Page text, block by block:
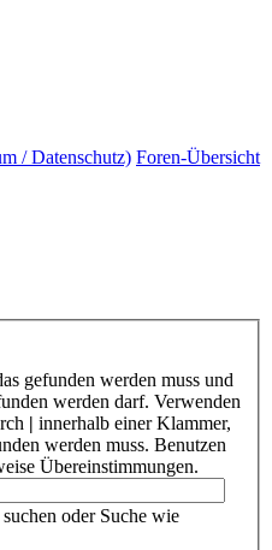
/ Datenschutz) Foren-Übersicht
gefunden werden muss und
werden darf. Verwenden
| innerhalb einer Klammer,
werden muss. Benutzen
Übereinstimmungen.
oder Suche wie